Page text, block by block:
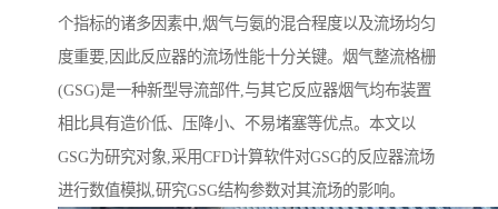
个指标的诸多因素中,烟气与氨的混合程度以及流场均匀
度重要,因此反应器的流场性能十分关键。烟气整流格栅
(GSG)是一种新型导流部件,与其它反应器烟气均布装置
相比具有造价低、压降小、不易堵塞等优点。本文以
GSG为研究对象,采用CFD计算软件对GSG的反应器流场
进行数值模拟,研究GSG结构参数对其流场的影响。